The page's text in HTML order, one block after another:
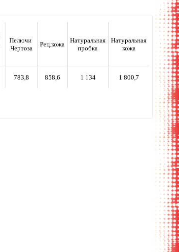
Пелючи
Чертоза
Рец.кожа
Натуральная
пробка
Натуральная
кожа
783,8 858,6 1 134
1 800,7